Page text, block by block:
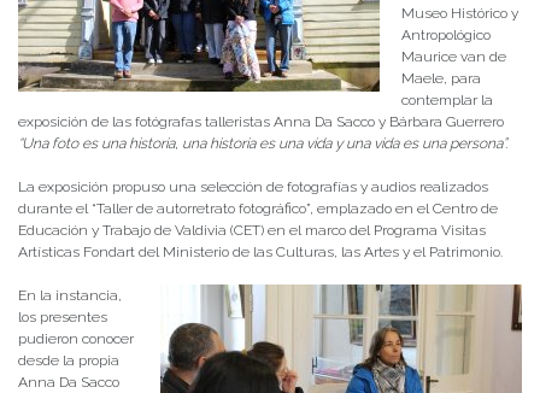
Museo Histórico y
Antropológico
Maurice van de
Maele, para
contemplar la
exposición de las fotógrafas talleristas Anna Da Sacco y Bárbara Guerrero
“Una foto es una historia, una historia es una vida y una vida es una persona”.
La exposición propuso una selección de fotografías y audios realizados
durante el “Taller de autorretrato fotográfico”, emplazado en el Centro de
Educación y Trabajo de Valdivia (CET) en el marco del Programa Visitas
Artísticas Fondart del Ministerio de las Culturas, las Artes y el Patrimonio.
En la instancia,
los presentes
pudieron conocer
desde la propia
Anna Da Sacco